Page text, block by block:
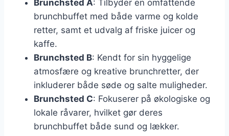
Brunchsted A: Tilbyder en omfattende
brunchbuffet med både varme og kolde
retter, samt et udvalg af friske juicer og
kaffe.
Brunchsted B: Kendt for sin hyggelige
atmosfære og kreative brunchretter, der
inkluderer både søde og salte muligheder.
Brunchsted C: Fokuserer på økologiske og
lokale råvarer, hvilket gør deres
brunchbuffet både sund og lækker.